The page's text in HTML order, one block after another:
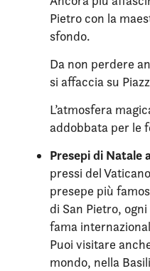
Pietro con la
sfondo.
Da non perdere
si affaccia su
L’atmosfera
addobbata per le
Presepi di Natale
pressi del
presepe più
di San Pietro,
fama
Puoi visitare
mondo, nella